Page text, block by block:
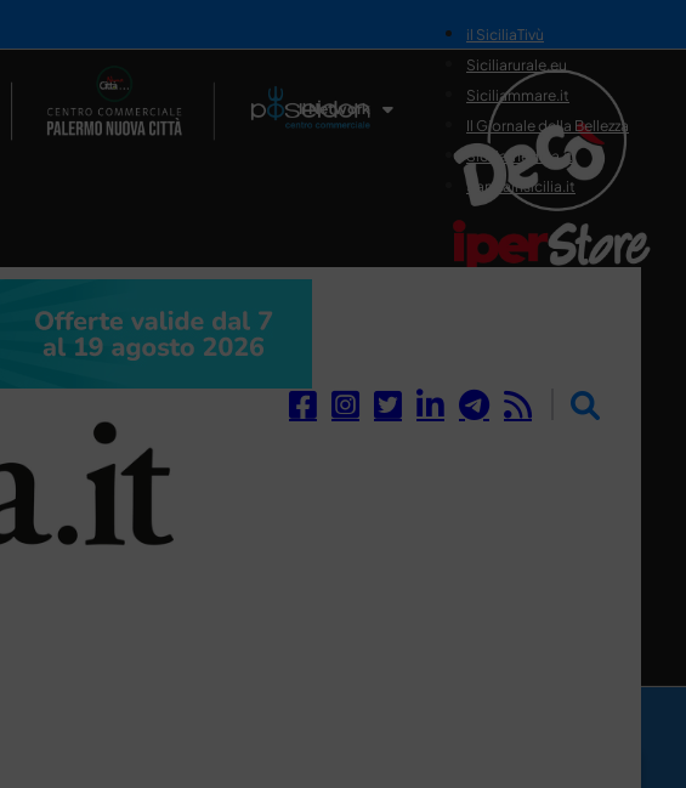
Il Network
il SiciliaTivù
Siciliarurale.eu
Siciliammare.it
Il Giornale della Bellezza
Siciliamedica.it
Sanitainsicilia.it